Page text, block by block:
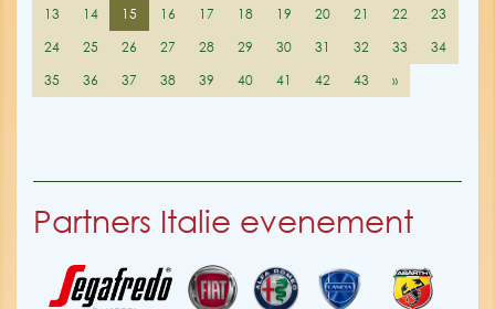
13
14 15 16 17 18 19 20 21 22
23
24
25 26 27 28 29 30 31 32 33
34
35
36 37 38 39 40 41 42 43 »
Partners Italie evenement